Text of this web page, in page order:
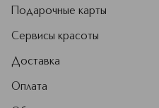
Подарочные карты
Сервисы красоты
Доставка
Оплата